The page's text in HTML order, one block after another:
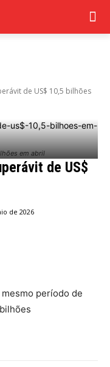
de US$ 10,5 bilhões
em abril
de US$
de 2026
período de